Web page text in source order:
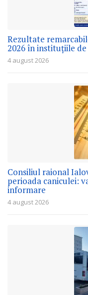
Rezultate
2026 în instituțiile
4 august 2026
Consiliul raional
perioada caniculei:
informare
4 august 2026